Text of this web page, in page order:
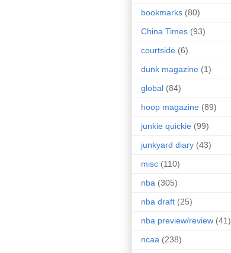
bookmarks (80)
China Times (93)
courtside (6)
dunk magazine (1)
global (84)
hoop magazine (89)
junkie quickie (99)
junkyard diary (43)
misc (110)
nba (305)
nba draft (25)
nba preview/review (41)
ncaa (238)